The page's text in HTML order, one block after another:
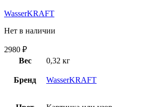
WasserKRAFT
Нет в наличии
2980 ₽
Вес
0,32 кг
Бренд WasserKRAFT